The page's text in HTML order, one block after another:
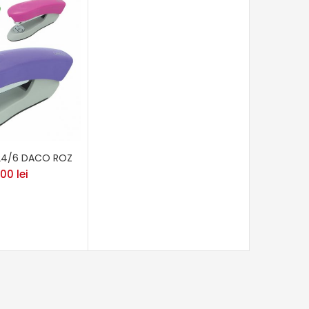
6 DACO ROZ
lei